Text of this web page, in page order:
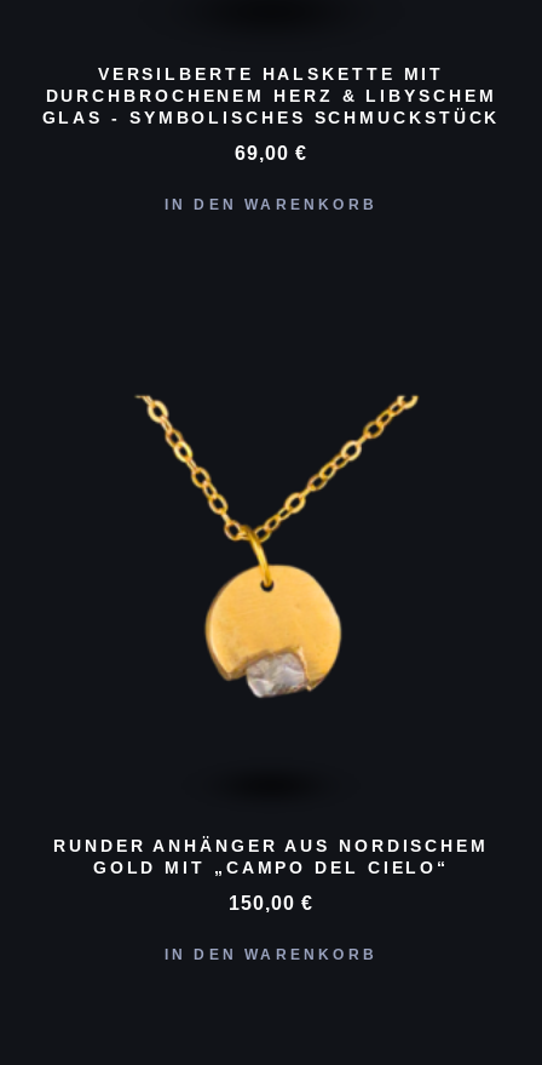
VERSILBERTE HALSKETTE MIT
DURCHBROCHENEM HERZ & LIBYSCHEM
GLAS - SYMBOLISCHES SCHMUCKSTÜCK
69,00 €
IN DEN WARENKORB
RUNDER ANHÄNGER AUS NORDISCHEM
GOLD MIT „CAMPO DEL CIELO“
150,00 €
IN DEN WARENKORB